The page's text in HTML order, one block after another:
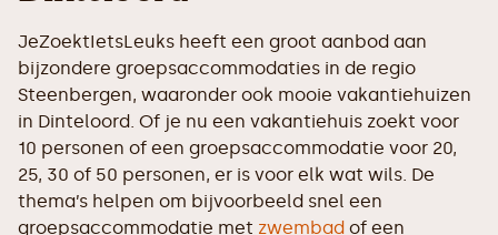
JeZoektIetsLeuks heeft een groot aanbod aan
bijzondere groepsaccommodaties in de regio
Steenbergen, waaronder ook mooie vakantiehuizen
in Dinteloord. Of je nu een vakantiehuis zoekt voor
10 personen of een groepsaccommodatie voor 20,
25, 30 of 50 personen, er is voor elk wat wils. De
thema’s helpen om bijvoorbeeld snel een
groepsaccommodatie met zwembad of een